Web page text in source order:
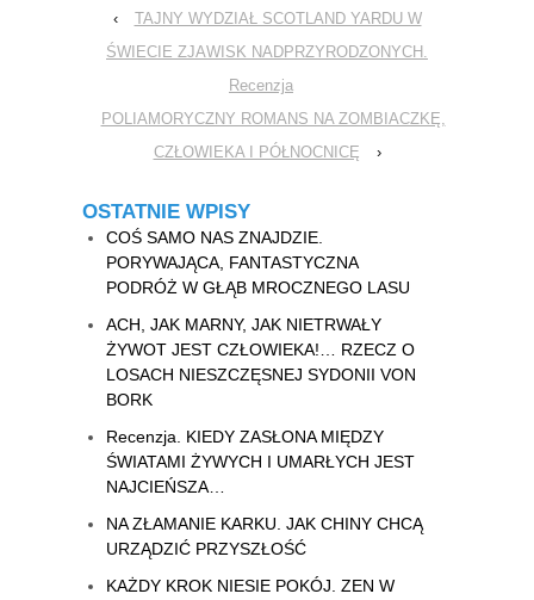
‹
TAJNY WYDZIAŁ SCOTLAND YARDU W
ŚWIECIE ZJAWISK NADPRZYRODZONYCH.
Recenzja
POLIAMORYCZNY ROMANS NA ZOMBIACZKĘ,
CZŁOWIEKA I PÓŁNOCNICĘ
›
OSTATNIE WPISY
COŚ SAMO NAS ZNAJDZIE.
PORYWAJĄCA, FANTASTYCZNA
PODRÓŻ W GŁĄB MROCZNEGO LASU
ACH, JAK MARNY, JAK NIETRWAŁY
ŻYWOT JEST CZŁOWIEKA!… RZECZ O
LOSACH NIESZCZĘSNEJ SYDONII VON
BORK
Recenzja. KIEDY ZASŁONA MIĘDZY
ŚWIATAMI ŻYWYCH I UMARŁYCH JEST
NAJCIEŃSZA…
NA ZŁAMANIE KARKU. JAK CHINY CHCĄ
URZĄDZIĆ PRZYSZŁOŚĆ
KAŻDY KROK NIESIE POKÓJ. ZEN W